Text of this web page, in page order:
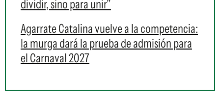
dividir, sino para unir"
Agarrate Catalina vuelve a la competencia:
la murga dará la prueba de admisión para
el Carnaval 2027